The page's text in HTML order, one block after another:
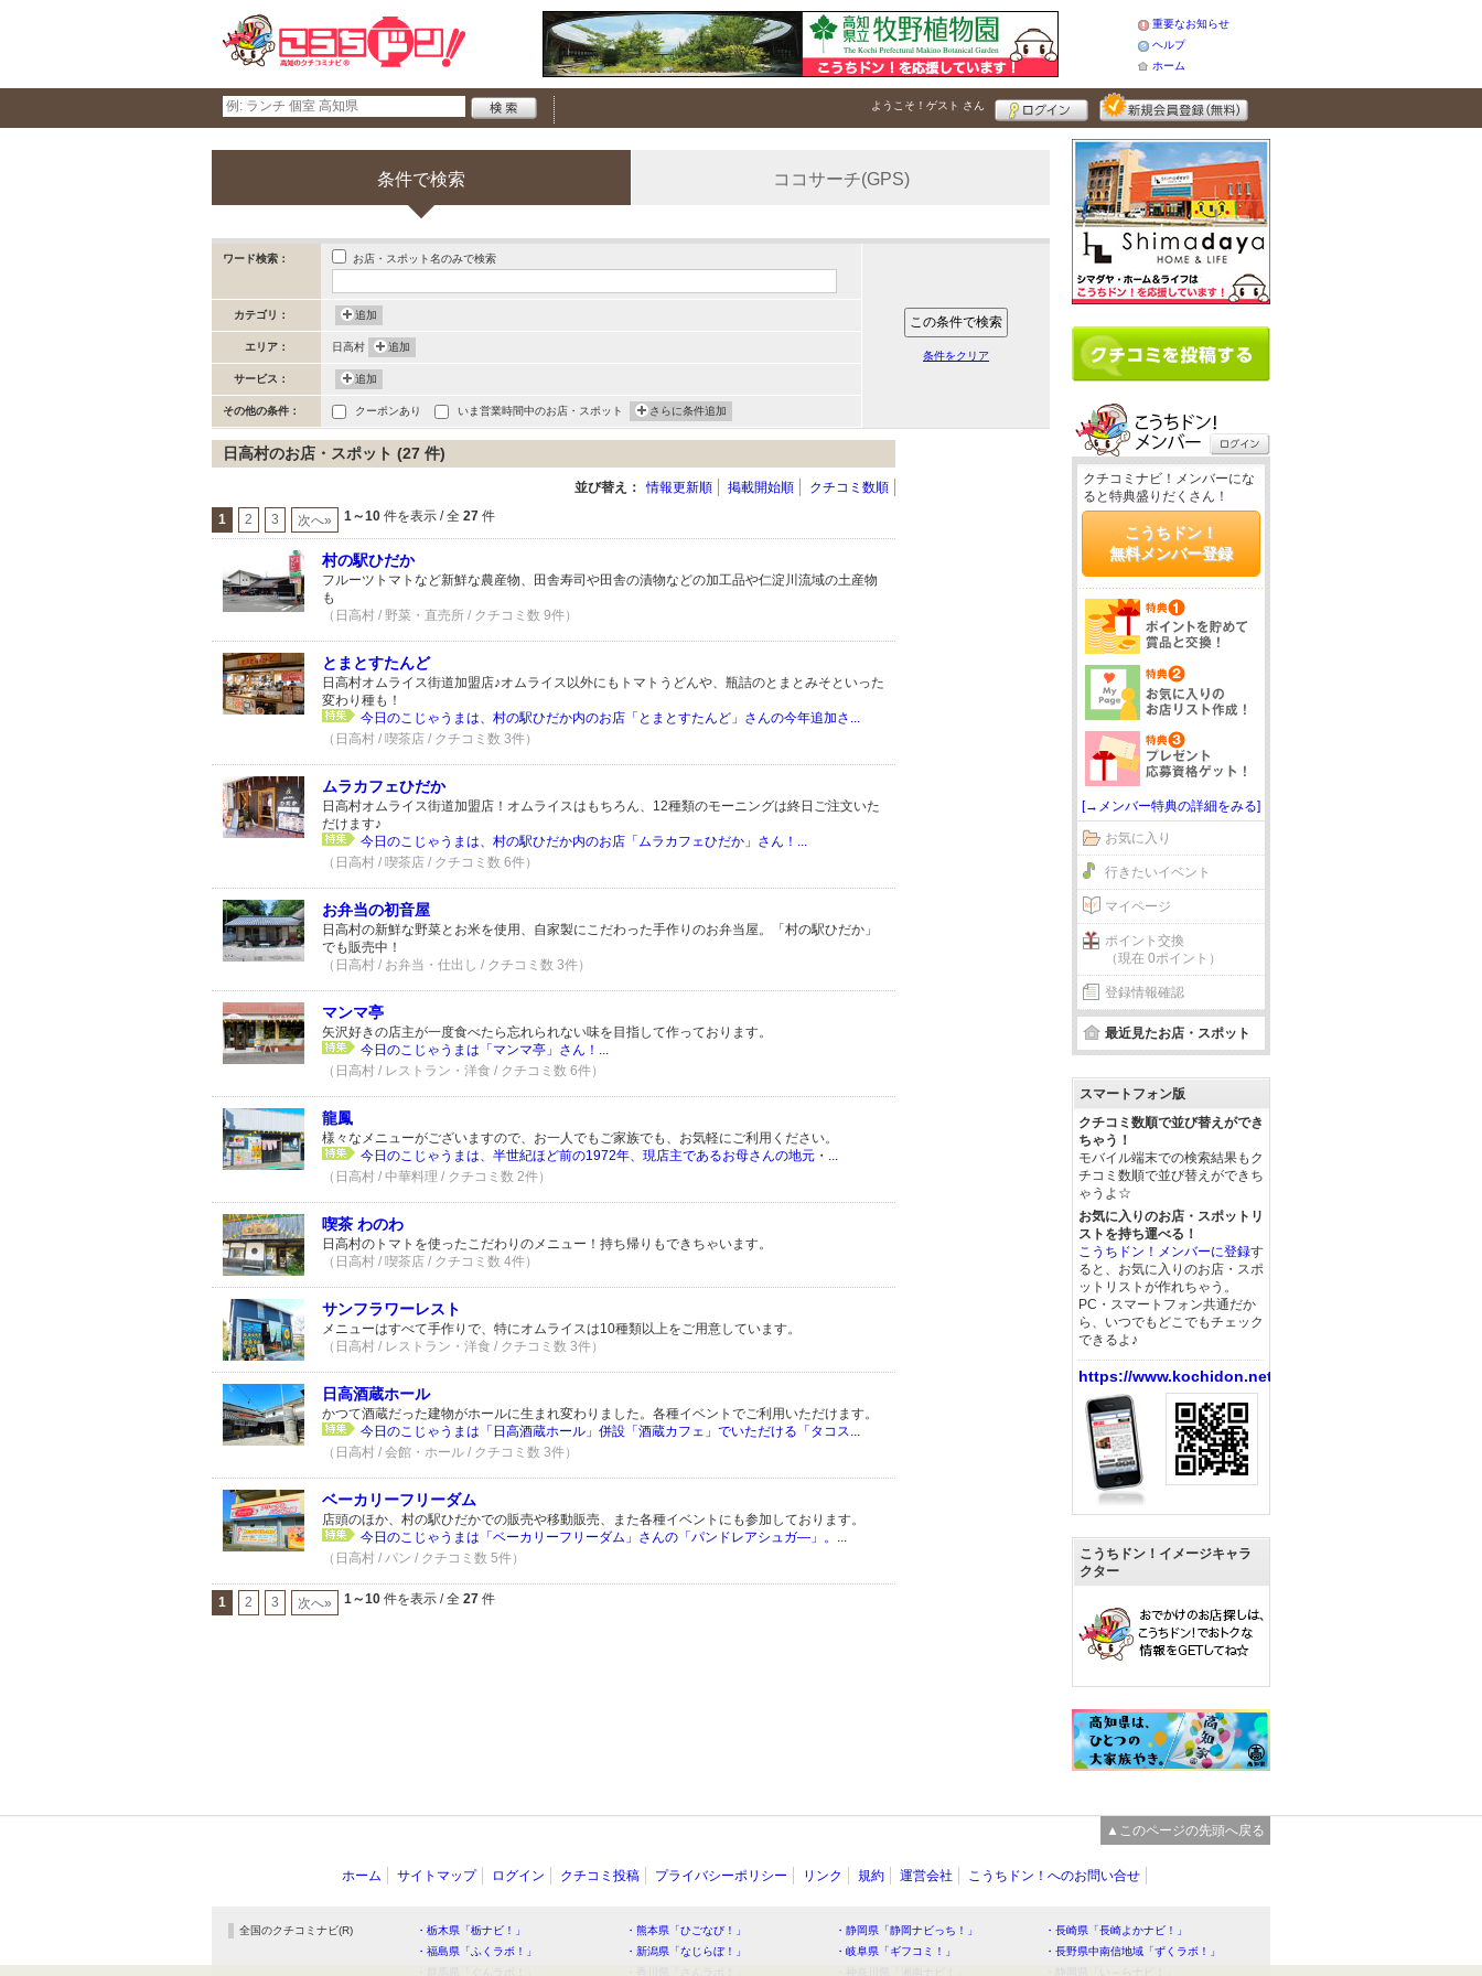
重要なお知らせ
ヘルプ
ホーム
ようこそ！ ゲスト さん
条件で検索 ココサーチ(GPS)
ワード検索： お店・スポット名のみで検索
カテゴリ： 追加
エリア： 日高村 追加
サービス： 追加
その他の条件： クーポンあり いま営業時間中のお店・スポット さらに条件追加
条件をクリア
日高村のお店・スポット (27 件)
並び替え： 情報更新順 掲載開始順 クチコミ数順
1 2 3 次へ» 1～10 件を表示 / 全 27 件
村の駅ひだか
フルーツトマトなど新鮮な農産物、田舎寿司や田舎の漬物などの加工品や仁淀川流域の土産物
も
（日高村 / 野菜・直売所 / クチコミ数 9件）
とまとすたんど
日高村オムライス街道加盟店♪オムライス以外にもトマトうどんや、瓶詰のとまとみそといった
変わり種も！
今日のこじゃうまは、村の駅ひだか内のお店「とまとすたんど」さんの今年追加さ...
（日高村 / 喫茶店 / クチコミ数 3件）
ムラカフェひだか
日高村オムライス街道加盟店！オムライスはもちろん、12種類のモーニングは終日ご注文いた
だけます♪
今日のこじゃうまは、村の駅ひだか内のお店「ムラカフェひだか」さん！...
（日高村 / 喫茶店 / クチコミ数 6件）
お弁当の初音屋
日高村の新鮮な野菜とお米を使用、自家製にこだわった手作りのお弁当屋。「村の駅ひだか」
でも販売中！
（日高村 / お弁当・仕出し / クチコミ数 3件）
マンマ亭
矢沢好きの店主が一度食べたら忘れられない味を目指して作っております。
今日のこじゃうまは「マンマ亭」さん！...
（日高村 / レストラン・洋食 / クチコミ数 6件）
龍鳳
様々なメニューがございますので、お一人でもご家族でも、お気軽にご利用ください。
今日のこじゃうまは、半世紀ほど前の1972年、現店主であるお母さんの地元・...
（日高村 / 中華料理 / クチコミ数 2件）
喫茶 わのわ
日高村のトマトを使ったこだわりのメニュー！持ち帰りもできちゃいます。
（日高村 / 喫茶店 / クチコミ数 4件）
サンフラワーレスト
メニューはすべて手作りで、特にオムライスは10種類以上をご用意しています。
（日高村 / レストラン・洋食 / クチコミ数 3件）
日高酒蔵ホール
かつて酒蔵だった建物がホールに生まれ変わりました。各種イベントでご利用いただけます。
今日のこじゃうまは「日高酒蔵ホール」併設「酒蔵カフェ」でいただける「タコス...
（日高村 / 会館・ホール / クチコミ数 3件）
ベーカリーフリーダム
店頭のほか、村の駅ひだかでの販売や移動販売、また各種イベントにも参加しております。
今日のこじゃうまは「ベーカリーフリーダム」さんの「パンドレアシュガ―」。...
（日高村 / パン / クチコミ数 5件）
1 2 3 次へ» 1～10 件を表示 / 全 27 件
クチコミナビ！メンバーにな
ると特典盛りだくさん！
こうちドン！
無料メンバー登録
[→メンバー特典の詳細をみる]
お気に入り
行きたいイベント
マイページ
ポイント交換
（現在 0ポイント）
登録情報確認
最近見たお店・スポット
スマートフォン版
クチコミ数順で並び替えができ
ちゃう！
モバイル端末での検索結果もク
チコミ数順で並び替えができち
ゃうよ☆
お気に入りのお店・スポットリ
ストを持ち運べる！
こうちドン！メンバーに登録す
ると、お気に入りのお店・スポ
ットリストが作れちゃう。
PC・スマートフォン共通だか
ら、いつでもどこでもチェック
できるよ♪
https://www.kochidon.net/
こうちドン！イメージキャラ
クター
▲このページの先頭へ戻る
ホーム サイトマップ ログイン クチコミ投稿 プライバシーポリシー リンク 規約 運営会社 こうちドン！へのお問い合せ
全国のクチコミナビ(R) ・栃木県「栃ナビ！」 ・熊本県「ひごなび！」 ・静岡県「静岡ナビっち！」
・長崎県「長崎よかナビ！」
・福島県「ふくラボ！」
・新潟県「なじらぼ！」 ・岐阜県「ギフコミ！」
・長野県中南信地域「ずくラボ！」